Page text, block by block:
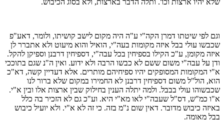
שלא יהיו ארצות וכו'. ותלה הדבר בארצות, ולא בסוג הכיבוש.
וגם לפי שיטתו דמרן הקה"י ע"ה היה מקום לישב קושיתו, ולומר, דאע"פ
שכבשו עולי בבל איזה מקומות בעה"י, הואיל והוא מיעוט ולא אתברר לן
איזה מקומן, ע"כ הקילו בספיחין בכל עבה"י, דספיחין דרבנן וספיקן להקל.
ודן על עבה"י משום ששם לא כבשו הרבה ולא ידוע. ואין ה"נ שגם בתוככי
א"י המקומות המסופקים יהיו ספיחיהם מותרים. אלא דעדיין קשה, דא"כ
הוא, הול"ל משום דספיחין דרבנן לא החמירו במקום שלא ברור לנו
שכבשוהו עולי בבבל. ולמה יתלה הענין בחילוק שבין ארצות אלו ובין א"י.
א"ו כמ"ש, דס"ל שעבה"י לאו מא"י היא. וע"כ גם לא הזכיר בה כלל
באיזה כיבוש מדובר. דאין שום נ"מ בזה. כי זה לא א"י. ולא יועיל כיבוש
בבל מאומה.